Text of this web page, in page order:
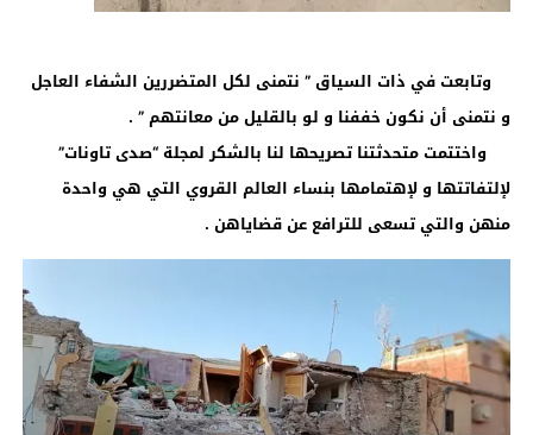
وتابعت في ذات السياق ” نتمنى لكل المتضررين الشفاء العاجل
و نتمنى أن نكون خففنا و لو بالقليل من معانتهم ” .
واختتمت متحدثتنا تصريحها لنا بالشكر لمجلة “صدى تاونات”
لإلتفاتتها و لإهتمامها بنساء العالم القروي التي هي واحدة
منهن والتي تسعى للترافع عن قضاياهن .